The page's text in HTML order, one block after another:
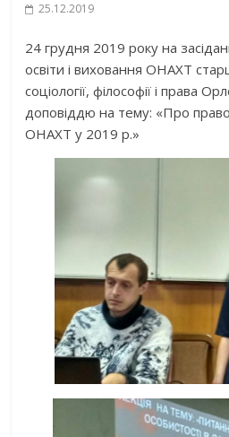
25.12.2019
24 грудня 2019 року на
освіти і виховання ОНАХТ
соціології, філософії і права
доповіддю на тему: «Про
ОНАХТ у 2019 р.»